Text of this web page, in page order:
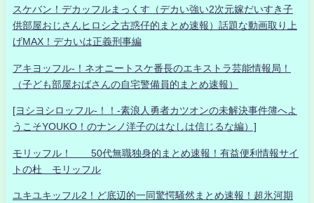
スケバン！デカッフルまっくす（デカい強い2次元嫁だいすき子
供部屋おじさんヒロシ之古惑仔的まとめ速報）話題な動画取り上
げMAX！デカいは正義刑事編
アキヨッフル-！ネオニートスケ番長のエキストラ芸能情報局！
（子ども部屋おばさんの自宅警備員的まとめ速報）
[ヨシヨシロッフル-！！-素浪人勇者カツオンの未解決事件簿へよ
うこそYOUKO！のナンノ洋子のはなしは信じるな編）]
モリッフル！ 50代無職独身的まとめ速報！有益便利情報サイ
トの杜 モリッフル
ユキユキッフル2！ど底辺的一同驚愕騒然まとめ速報！超氷河期